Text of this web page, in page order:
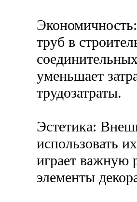
труб в
уменьшает
трудозатраты.
Эстетика:
использовать
играет важную
элементы